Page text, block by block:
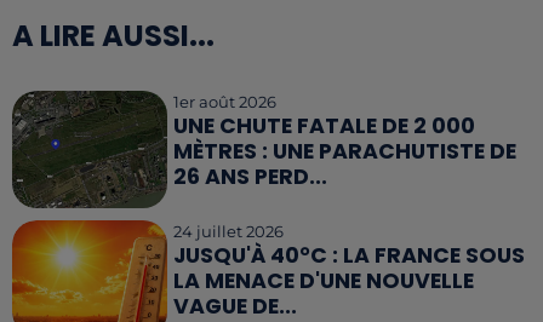
A LIRE AUSSI...
1er août 2026
UNE CHUTE FATALE DE 2 000
MÈTRES : UNE PARACHUTISTE DE
26 ANS PERD...
24 juillet 2026
JUSQU'À 40°C : LA FRANCE SOUS
LA MENACE D'UNE NOUVELLE
VAGUE DE...